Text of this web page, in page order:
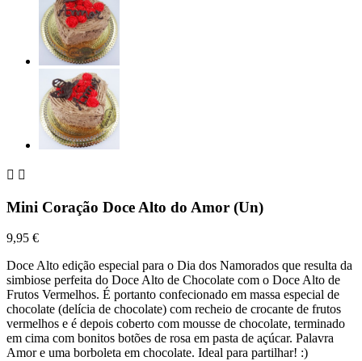
 
Mini Coração Doce Alto do Amor (Un)
9,95 €
Doce Alto edição especial para o Dia dos Namorados que resulta da
simbiose perfeita do Doce Alto de Chocolate com o Doce Alto de
Frutos Vermelhos. É portanto confecionado em massa especial de
chocolate (delícia de chocolate) com recheio de crocante de frutos
vermelhos e é depois coberto com mousse de chocolate, terminado
em cima com bonitos botões de rosa em pasta de açúcar. Palavra
Amor e uma borboleta em chocolate. Ideal para partilhar! :)